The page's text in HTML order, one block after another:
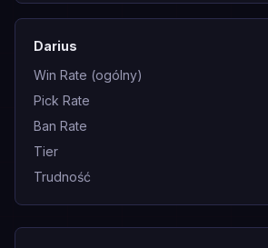
Darius
Win Rate (ogólny)
Pick Rate
Ban Rate
Tier
Trudność